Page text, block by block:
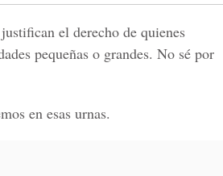
el derecho de quienes
pequeñas o grandes. No sé por
en esas urnas.